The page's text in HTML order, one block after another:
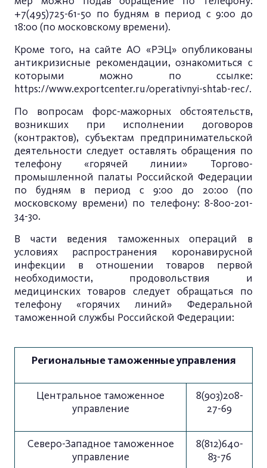
+7(495)725-61-50 по будням в период с 9:00 до
18:00 (по московскому времени).
Кроме того, на сайте АО «РЭЦ» опубликованы
антикризисные рекомендации, ознакомиться с
которыми можно по ссылке:
https://www.exportcenter.ru/operativnyi-shtab-rec/.
По вопросам форс-мажорных обстоятельств,
возникших при исполнении договоров
(контрактов), субъектам предпринимательской
деятельности следует оставлять обращения по
телефону «горячей линии» Торгово-
промышленной палаты Российской Федерации
по будням в период с 9:00 до 20:00 (по
московскому времени) по телефону: 8-800-201-
34-30.
В части ведения таможенных операций в
условиях распространения коронавирусной
инфекции в отношении товаров первой
необходимости, продовольствия и
медицинских товаров следует обращаться по
телефону «горячих линий» Федеральной
таможенной службы Российской Федерации:
Региональные таможенные управления
Центральное таможенное
управление
8(903)208-
27-69
Северо-Западное таможенное
управление
8(812)640-
83-76